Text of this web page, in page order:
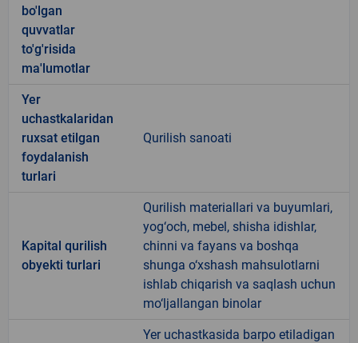
bo'lgan
quvvatlar
to'g'risida
ma'lumotlar
Yer
uchastkalaridan
ruxsat etilgan
foydalanish
turlari
Qurilish sanoati
Kapital qurilish
obyekti turlari
Qurilish materiallari va buyumlari,
yog‘och, mebel, shisha idishlar,
chinni va fayans va boshqa
shunga o‘xshash mahsulotlarni
ishlab chiqarish va saqlash uchun
mo‘ljallangan binolar
Yer uchastkasida barpo etiladigan